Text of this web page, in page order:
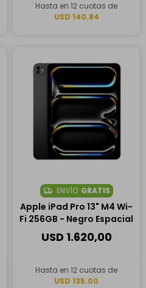
Hasta en 12 cuotas de
USD 140.84
ENVÍO GRATIS
Apple iPad Pro 13" M4 Wi-
Fi 256GB - Negro Espacial
USD 1.620,00
Hasta en 12 cuotas de
USD 135.00